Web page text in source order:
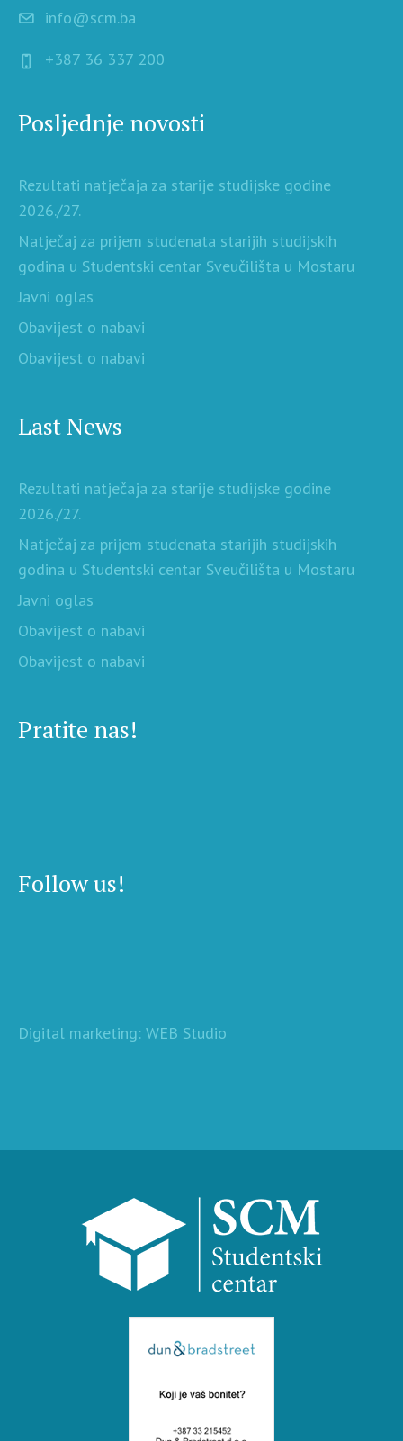
info@scm.ba
+387 36 337 200
Posljednje novosti
Rezultati natječaja za starije studijske godine
2026./27.
Natječaj za prijem studenata starijih studijskih
godina u Studentski centar Sveučilišta u Mostaru
Javni oglas
Obavijest o nabavi
Obavijest o nabavi
Last News
Rezultati natječaja za starije studijske godine
2026./27.
Natječaj za prijem studenata starijih studijskih
godina u Studentski centar Sveučilišta u Mostaru
Javni oglas
Obavijest o nabavi
Obavijest o nabavi
Pratite nas!
Follow us!
Digital marketing: WEB Studio